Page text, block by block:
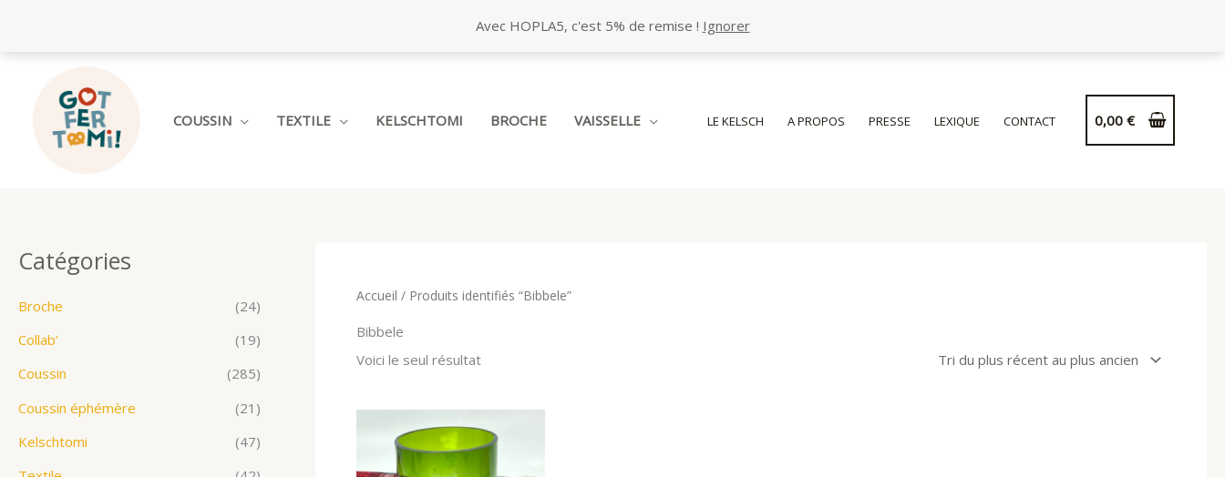
Avec HOPLA5, c'est 5% de remise ! Ignorer
COUSSIN TEXTILE KELSCHTOMI BROCHE VAISSELLE LE KELSCH A PROPOS PRESSE LEXIQUE CONTACT 0,00 €
Catégories
Broche
(24)
Collab’
(19)
Coussin
(285)
Coussin éphémère
(21)
Kelschtomi
(47)
Accueil / Produits identifiés “Bibbele”
Bibbele
Voici le seul résultat